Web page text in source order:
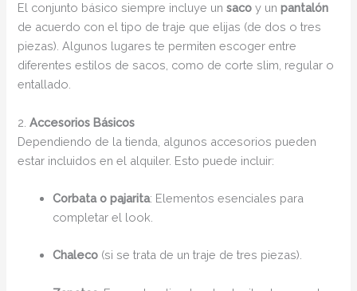
El conjunto básico siempre incluye unsaco y unpantalón
de acuerdo con el tipo de traje que elijas (de dos o tres
piezas). Algunos lugares te permiten escoger entre
diferentes estilos de sacos, como de corte slim, regular o
entallado.
2.Accesorios Básicos
Dependiendo de la tienda, algunos accesorios pueden
estar incluidos en el alquiler. Esto puede incluir:
Corbata o pajarita: Elementos esenciales para
completar el look.
Chaleco (si se trata de un traje de tres piezas).